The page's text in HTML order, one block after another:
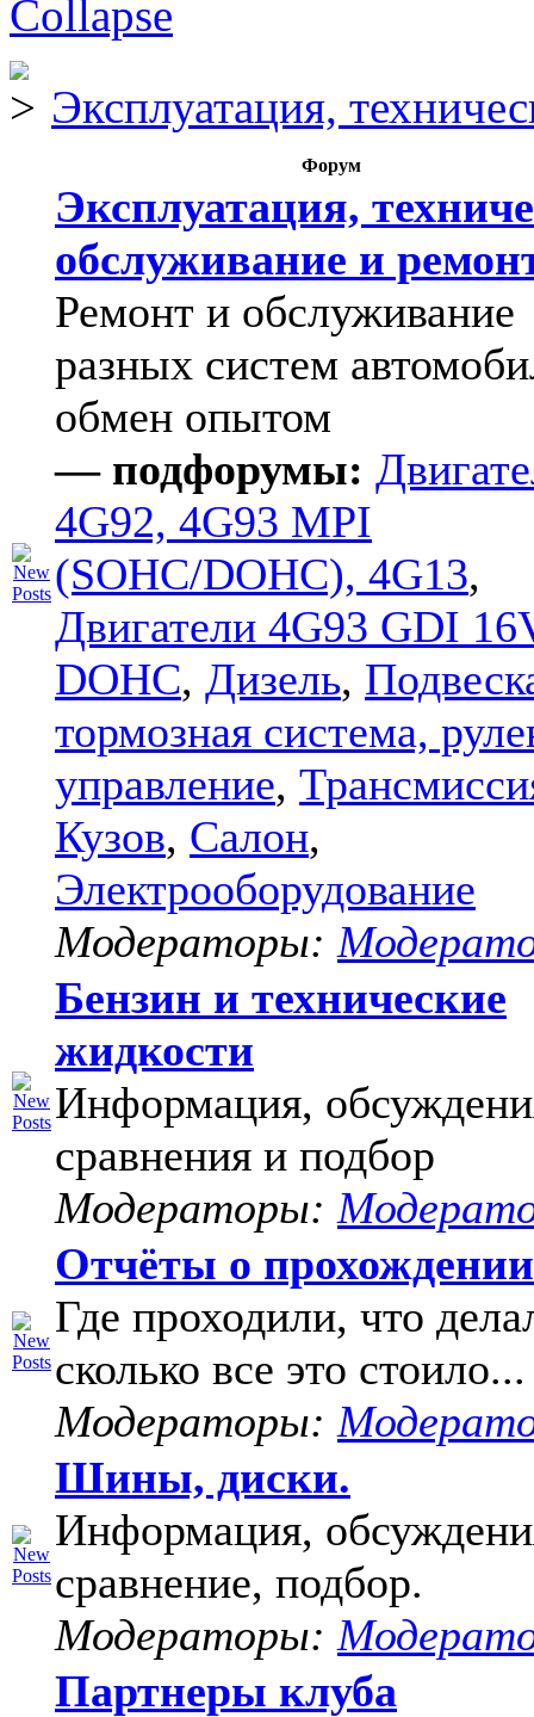
Эксплуатация,
Форум
Эксплуатация,
обслуживание и
Ремонт и обслуживание
разных систем
обмен опытом
— подфорумы:
4G92, 4G93 MPI
(SOHC/DOHC), 4G13,
Двигатели 4G93 GDI
DOHC, Дизель,
тормозная система,
управление,
Кузов, Салон,
Электрооборудование
Модераторы:
Бензин и технические
жидкости
Информация,
сравнения и подбор
Модераторы:
Отчёты о
Где проходили, что
сколько все это стоило...
Модераторы:
Шины, диски.
Информация,
сравнение, подбор.
Модераторы:
Партнеры клуба